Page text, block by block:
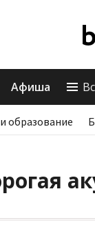
Афиша
образование